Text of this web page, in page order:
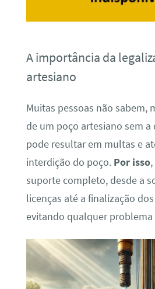
A importância da
artesiano
Muitas pessoas não sabem,
de um poço artesiano sem a
pode resultar em multas e
interdição do poço. Por isso,
suporte completo, desde a
licenças até a finalização
evitando qualquer